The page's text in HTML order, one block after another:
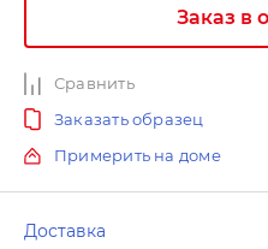
Заказ в
Сравнить
Заказать образец
Примерить на доме
Доставка